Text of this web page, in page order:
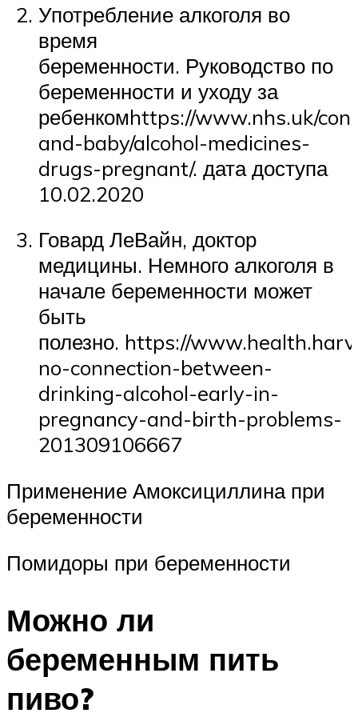
Употребление алкоголя во
время
беременности. Руководство по
беременности и уходу за
ребенкомhttps://www.nhs.uk/
and-baby/alcohol-medicines-
drugs-pregnant/. дата доступа
10.02.2020
Говард ЛеВайн, доктор
медицины. Немного алкоголя в
начале беременности может
быть
полезно. https://
no-connection-between-
drinking-alcohol-early-in-
pregnancy-and-birth-problems-
201309106667
Применение Амоксициллина при
беременности
Помидоры при беременности
Можно ли
беременным пить
пиво?